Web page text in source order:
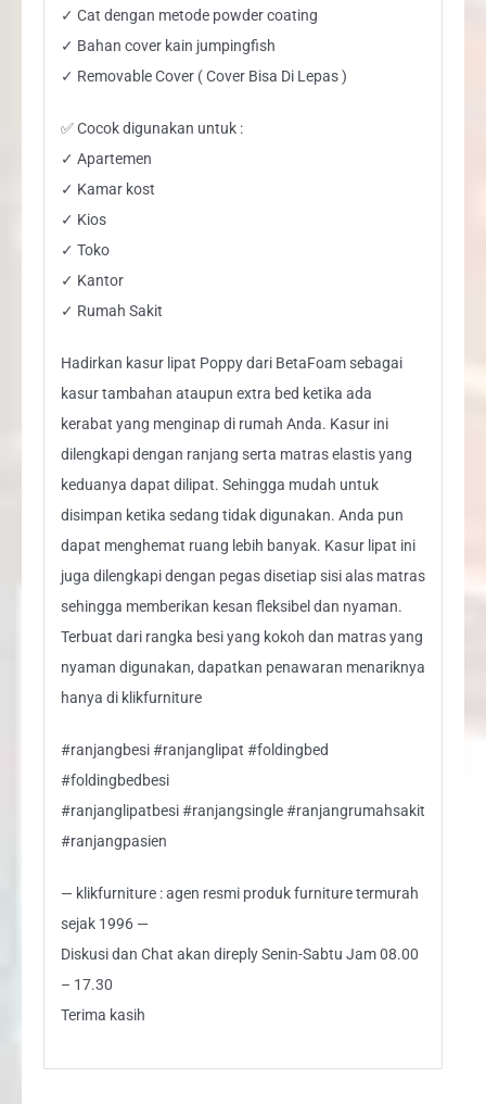
✓ Cat dengan metode powder coating
✓ Bahan cover kain jumpingfish
✓ Removable Cover ( Cover Bisa Di Lepas )
✅ Cocok digunakan untuk :
✓ Apartemen
✓ Kamar kost
✓ Kios
✓ Toko
✓ Kantor
✓ Rumah Sakit
Hadirkan kasur lipat Poppy dari BetaFoam sebagai
kasur tambahan ataupun extra bed ketika ada
kerabat yang menginap di rumah Anda. Kasur ini
dilengkapi dengan ranjang serta matras elastis yang
keduanya dapat dilipat. Sehingga mudah untuk
disimpan ketika sedang tidak digunakan. Anda pun
dapat menghemat ruang lebih banyak. Kasur lipat ini
juga dilengkapi dengan pegas disetiap sisi alas matras
sehingga memberikan kesan fleksibel dan nyaman.
Terbuat dari rangka besi yang kokoh dan matras yang
nyaman digunakan, dapatkan penawaran menariknya
hanya di klikfurniture
#ranjangbesi #ranjanglipat #foldingbed
#foldingbedbesi
#ranjanglipatbesi #ranjangsingle #ranjangrumahsakit
#ranjangpasien
— klikfurniture : agen resmi produk furniture termurah
sejak 1996 —
Diskusi dan Chat akan direply Senin-Sabtu Jam 08.00
– 17.30
Terima kasih